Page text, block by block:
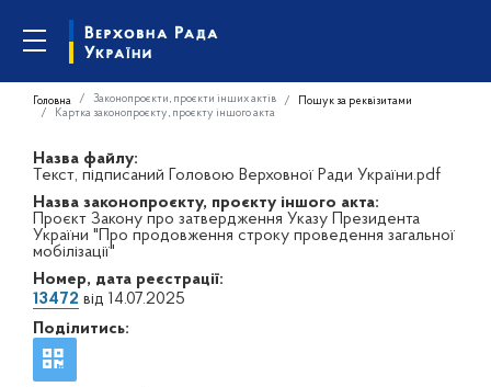
Головна Законопроєкти, проєкти інших актів
Пошук за реквізитами
Картка законопроєкту, проєкту іншого акта
Назва файлу:
Текст, підписаний Головою Верховної Ради України.pdf
Назва законопроєкту, проєкту іншого акта:
Проєкт Закону про затвердження Указу Президента
України "Про продовження строку проведення загальної
мобілізації"
Номер, дата реєстрації:
13472 від 14.07.2025
Поділитись: